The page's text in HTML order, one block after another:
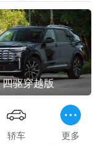
驱穿越版
轿车 更多